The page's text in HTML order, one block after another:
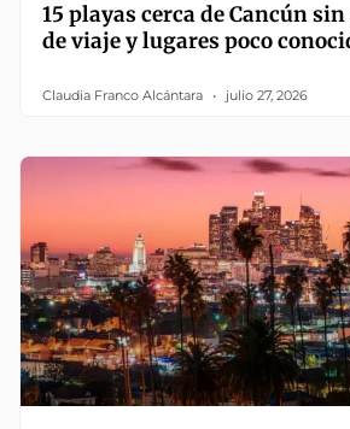
15 playas cerca de Cancún
de viaje y lugares poco
Claudia Franco Alcántara julio 27, 2026